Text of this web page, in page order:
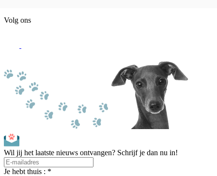
Volg ons
Wil jij het laatste nieuws ontvangen? Schrijf je dan nu in!
Je hebt thuis : *